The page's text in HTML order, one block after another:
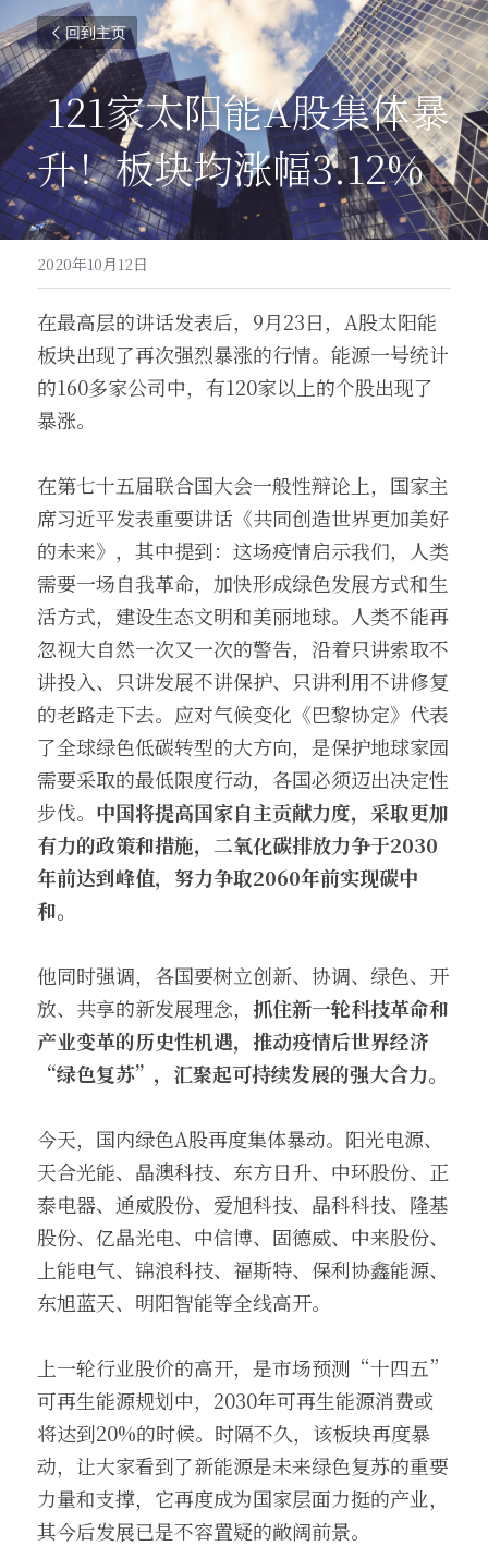
回到主页
121家太阳能A股集体暴
升！板块均涨幅3.12%
2020年10月12日
在最高层的讲话发表后，9月23日，A股太阳能
板块出现了再次强烈暴涨的行情。能源一号统计
的160多家公司中，有120家以上的个股出现了
暴涨。
在第七十五届联合国大会一般性辩论上，国家主
席习近平发表重要讲话《共同创造世界更加美好
的未来》，其中提到：这场疫情启示我们，人类
需要一场自我革命，加快形成绿色发展方式和生
活方式，建设生态文明和美丽地球。人类不能再
忽视大自然一次又一次的警告，沿着只讲索取不
讲投入、只讲发展不讲保护、只讲利用不讲修复
的老路走下去。应对气候变化《巴黎协定》代表
了全球绿色低碳转型的大方向，是保护地球家园
需要采取的最低限度行动，各国必须迈出决定性
步伐。 中国将提高国家自主贡献力度，采取更加
有力的政策和措施，二氧化碳排放力争于2030
年前达到峰值，努力争取2060年前实现碳中
和。
他同时强调，各国要树立创新、协调、绿色、开
放、共享的新发展理念， 抓住新一轮科技革命和
产业变革的历史性机遇，推动疫情后世界经济
“绿色复苏”，汇聚起可持续发展的强大合力。
今天，国内绿色A股再度集体暴动。阳光电源、
天合光能、晶澳科技、东方日升、中环股份、正
泰电器、通威股份、爱旭科技、晶科科技、隆基
股份、亿晶光电、中信博、固德威、中来股份、
上能电气、锦浪科技、福斯特、保利协鑫能源、
东旭蓝天、明阳智能等全线高开。
上一轮行业股价的高开，是市场预测“十四五”
可再生能源规划中，2030年可再生能源消费或
将达到20%的时候。时隔不久，该板块再度暴
动，让大家看到了新能源是未来绿色复苏的重要
力量和支撑，它再度成为国家层面力挺的产业，
其今后发展已是不容置疑的敞阔前景。